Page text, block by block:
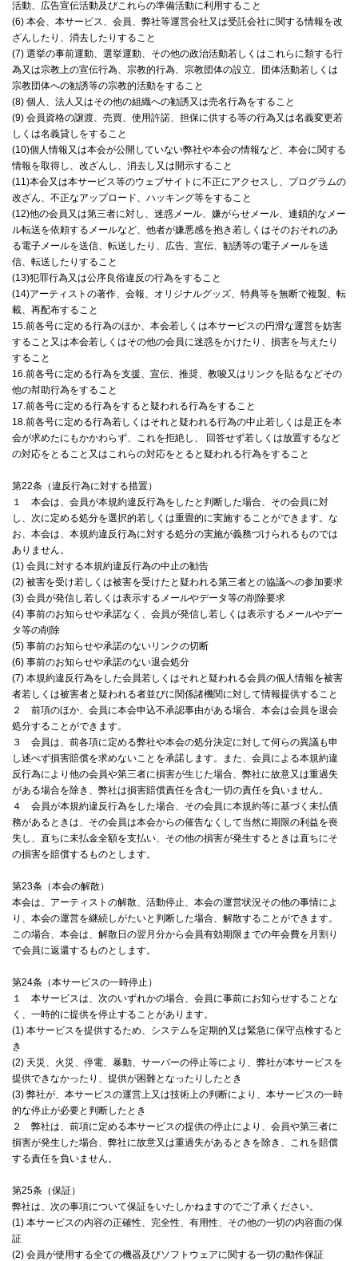
活動、広告宣伝活動及びこれらの準備活動に利用すること
(6) 本会、本サービス、会員、弊社等運営会社又は受託会社に関する情報を改
ざんしたり、消去したりすること
(7) 選挙の事前運動、選挙運動、その他の政治活動若しくはこれらに類する行
為又は宗教上の宣伝行為、宗教的行為、宗教団体の設立、団体活動若しくは
宗教団体への勧誘等の宗教的活動をすること
(8) 個人、法人又はその他の組織への勧誘又は売名行為をすること
(9) 会員資格の譲渡、売買、使用許諾、担保に供する等の行為又は名義変更若
しくは名義貸しをすること
(10)個人情報又は本会が公開していない弊社や本会の情報など、本会に関する
情報を取得し、改ざんし、消去し又は開示すること
(11)本会又は本サービス等のウェブサイトに不正にアクセスし、プログラムの
改ざん、不正なアップロード、ハッキング等をすること
(12)他の会員又は第三者に対し、迷惑メール、嫌がらせメール、連鎖的なメー
ル転送を依頼するメールなど、他者が嫌悪感を抱き若しくはそのおそれのあ
る電子メールを送信、転送したり、広告、宣伝、勧誘等の電子メールを送
信、転送したりすること
(13)犯罪行為又は公序良俗違反の行為をすること
(14)アーティストの著作、会報、オリジナルグッズ、特典等を無断で複製、転
載、再配布すること
15.前各号に定める行為のほか、本会若しくは本サービスの円滑な運営を妨害
すること又は本会若しくはその他の会員に迷惑をかけたり、損害を与えたり
すること
16.前各号に定める行為を支援、宣伝、推奨、教唆又はリンクを貼るなどその
他の幇助行為をすること
17.前各号に定める行為をすると疑われる行為をすること
18.前各号に定める行為若しくはそれと疑われる行為の中止若しくは是正を本
会が求めたにもかかわらず、これを拒絶し、 回答せず若しくは放置するなど
の対応をとること又はこれらの対応をとると疑われる行為をすること
第22条（違反行為に対する措置）
１ 本会は、会員が本規約違反行為をしたと判断した場合、その会員に対
し、次に定める処分を選択的若しくは重畳的に実施することができます。な
お、本会は、本規約違反行為に対する処分の実施が義務づけられるものでは
ありません。
(1) 会員に対する本規約違反行為の中止の勧告
(2) 被害を受け若しくは被害を受けたと疑われる第三者との協議への参加要求
(3) 会員が発信し若しくは表示するメールやデータ等の削除要求
(4) 事前のお知らせや承諾なく、会員が発信し若しくは表示するメールやデー
タ等の削除
(5) 事前のお知らせや承諾のないリンクの切断
(6) 事前のお知らせや承諾のない退会処分
(7) 本規約違反行為をした会員若しくはそれと疑われる会員の個人情報を被害
者若しくは被害者と疑われる者並びに関係諸機関に対して情報提供すること
２ 前項のほか、会員に本会申込不承認事由がある場合、本会は会員を退会
処分することができます。
３ 会員は、前各項に定める弊社や本会の処分決定に対して何らの異議も申
し述べず損害賠償を求めないことを承諾します。また、会員による本規約違
反行為により他の会員や第三者に損害が生じた場合、弊社に故意又は重過失
がある場合を除き、弊社は損害賠償責任を含む一切の責任を負いません。
４ 会員が本規約違反行為をした場合、その会員に本規約等に基づく未払債
務があるときは、その会員は本会からの催告なくして当然に期限の利益を喪
失し、直ちに未払金全額を支払い、その他の損害が発生するときは直ちにそ
の損害を賠償するものとします。
第23条（本会の解散）
本会は、アーティストの解散、活動停止、本会の運営状況その他の事情によ
り、本会の運営を継続しがたいと判断した場合、解散することができます。
この場合、本会は、解散日の翌月分から会員有効期限までの年会費を月割り
で会員に返還するものとします。
第24条（本サービスの一時停止）
１ 本サービスは、次のいずれかの場合、会員に事前にお知らせすることな
く、一時的に提供を停止することがあります。
(1) 本サービスを提供するため、システムを定期的又は緊急に保守点検すると
き
(2) 天災、火災、停電、暴動、サーバーの停止等により、弊社が本サービスを
提供できなかったり、提供が困難となったりしたとき
(3) 弊社が、本サービスの運営上又は技術上の判断により、本サービスの一時
的な停止が必要と判断したとき
２ 弊社は、前項に定める本サービスの提供の停止により、会員や第三者に
損害が発生した場合、弊社に故意又は重過失があるときを除き、これを賠償
する責任を負いません。
第25条（保証）
弊社は、次の事項について保証をいたしかねますのでご了承ください。
(1) 本サービスの内容の正確性、完全性、有用性、その他の一切の内容面の保
証
(2) 会員が使用する全ての機器及びソフトウェアに関する一切の動作保証